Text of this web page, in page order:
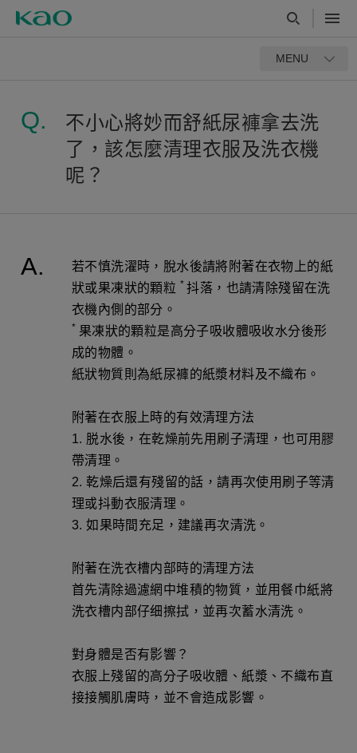
MENU
不小心將妙而舒紙尿褲拿去洗
了，該怎麼清理衣服及洗衣機
呢？
若不慎洗濯時，脫水後請將附著在衣物上的紙
狀或果凍狀的顆粒 *抖落，也請清除殘留在洗
衣機內側的部分。
* 果凍狀的顆粒是高分子吸收體吸收水分後形
成的物體。
紙狀物質則為紙尿褲的紙漿材料及不織布。
附著在衣服上時的有效清理方法
1. 脱水後，在乾燥前先用刷子清理，也可用膠
帶清理。
2. 乾燥后還有殘留的話，請再次使用刷子等清
理或抖動衣服清理。
3. 如果時間充足，建議再次清洗。
附著在洗衣槽内部時的清理方法
首先清除過濾網中堆積的物質，並用餐巾紙將
洗衣槽内部仔细擦拭，並再次蓄水清洗。
對身體是否有影響？
衣服上殘留的高分子吸收體、紙漿、不織布直
接接觸肌膚時，並不會造成影響。